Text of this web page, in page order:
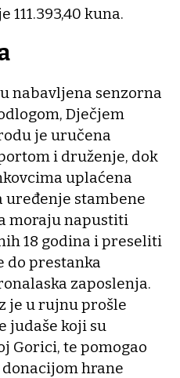
kuna.
nabavljena senzorna
Dječjem
je uručena
i druženje, dok
uplaćena
uređenje stambene
moraju napustiti
18 godina i preseliti
do prestanka
zaposlenja.
je u rujnu prošle
judaše koji su
Gorici, te pomogao
hrane